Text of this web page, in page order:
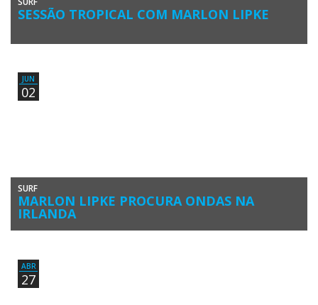
SESSÃO TROPICAL COM MARLON LIPKE
Marlon Lipke entrou num importante período de competição com
JUN
02
SURF
MARLON LIPKE PROCURA ONDAS NA
IRLANDA
Marlon Lipke está na República da Irlanda, no Nixon Challenge 2016.
ABR
27